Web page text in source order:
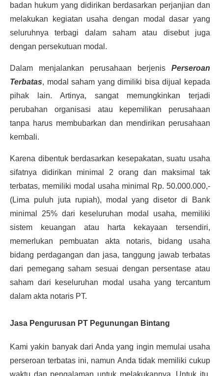
badan hukum yang didirikan berdasarkan perjanjian dan
melakukan kegiatan usaha dengan modal dasar yang
seluruhnya terbagi dalam saham atau disebut juga
dengan persekutuan modal.
Dalam menjalankan perusahaan berjenis Perseroan
Terbatas, modal saham yang dimiliki bisa dijual kepada
pihak lain. Artinya, sangat memungkinkan terjadi
perubahan organisasi atau kepemilikan perusahaan
tanpa harus membubarkan dan mendirikan perusahaan
kembali.
Karena dibentuk berdasarkan kesepakatan, suatu usaha
sifatnya didirikan minimal 2 orang dan maksimal tak
terbatas, memiliki modal usaha minimal Rp. 50.000.000,-
(Lima puluh juta rupiah), modal yang disetor di Bank
minimal 25% dari keseluruhan modal usaha, memiliki
sistem keuangan atau harta kekayaan tersendiri,
memerlukan pembuatan akta notaris, bidang usaha
bidang perdagangan dan jasa, tanggung jawab terbatas
dari pemegang saham sesuai dengan persentase atau
saham dari keseluruhan modal usaha yang tercantum
dalam akta notaris PT.
Jasa Pengurusan PT Pegunungan Bintang
Kami yakin banyak dari Anda yang ingin memulai usaha
perseroan terbatas ini, namun Anda tidak memiliki cukup
waktu dan pengalaman untuk melakukannya. Untuk itu,